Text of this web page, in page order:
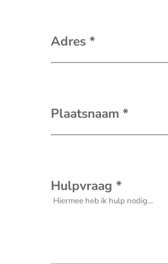
Adres *
Plaatsnaam *
Hulpvraag *